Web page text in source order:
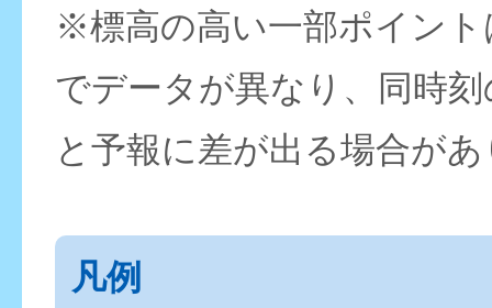
※標高の高い一部ポイン
でデータが異なり、同時
と予報に差が出る場合が
凡例